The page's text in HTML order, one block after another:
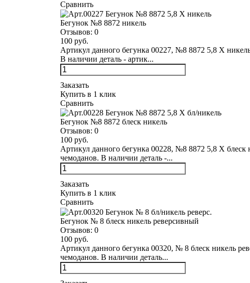
Сравнить
Бегунок №8 8872 никель
Отзывов: 0
100 руб.
Артикул данного бегунка 00227, №8 8872 5,8 Х
В наличии деталь - артик...
Заказать
Купить в 1 клик
Сравнить
Бегунок №8 8872 блеск никель
Отзывов: 0
100 руб.
Артикул данного бегунка 00228, №8 8872 5,8 Х блеск
чемоданов. В наличии деталь -...
Заказать
Купить в 1 клик
Сравнить
Бегунок № 8 блеск никель реверсивный
Отзывов: 0
100 руб.
Артикул данного бегунка 00320, № 8 блеск никель
чемоданов. В наличии деталь...